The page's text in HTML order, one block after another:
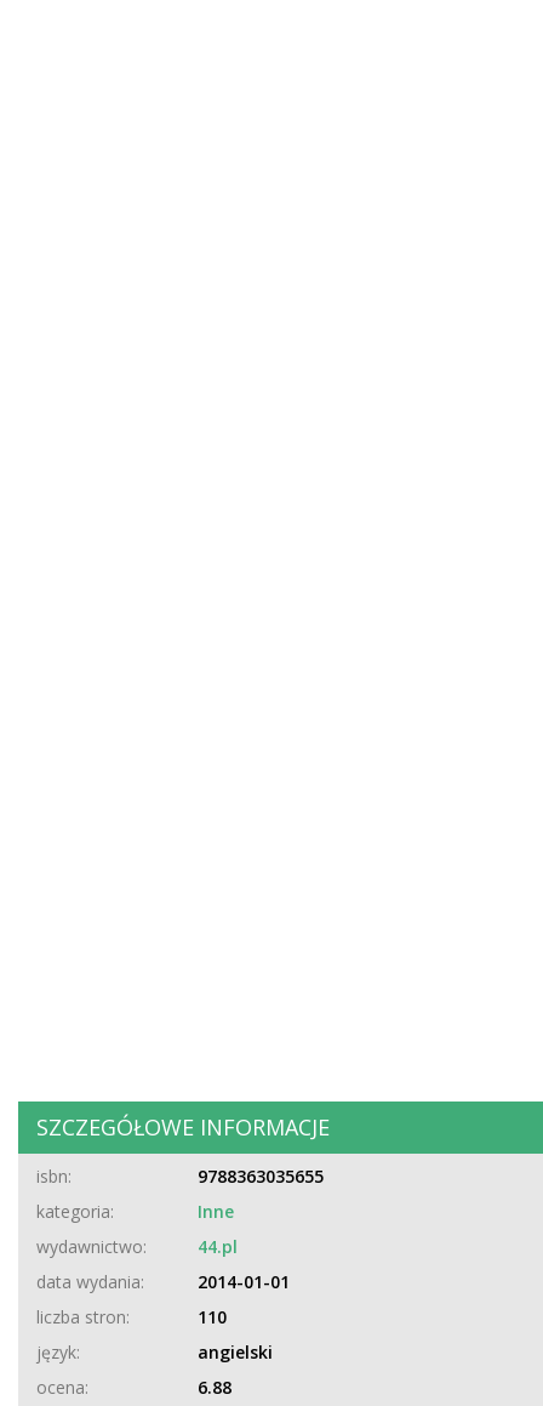
SZCZEGÓŁOWE INFORMACJE
isbn:
9788363035655
kategoria:
Inne
wydawnictwo:
44.pl
data wydania:
2014-01-01
liczba stron:
110
język:
angielski
ocena:
6.88